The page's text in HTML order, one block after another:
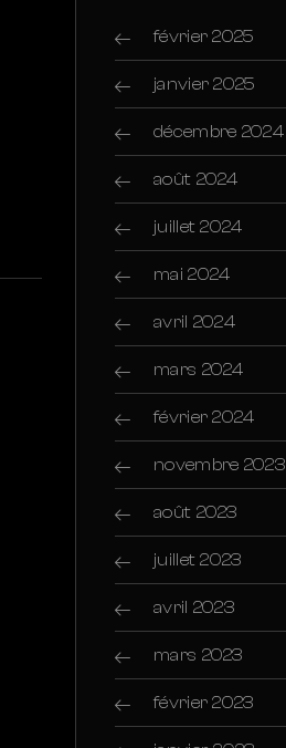
février 2025
janvier 2025
décembre 2024
août 2024
juillet 2024
mai 2024
avril 2024
mars 2024
février 2024
novembre 2023
août 2023
juillet 2023
avril 2023
mars 2023
février 2023